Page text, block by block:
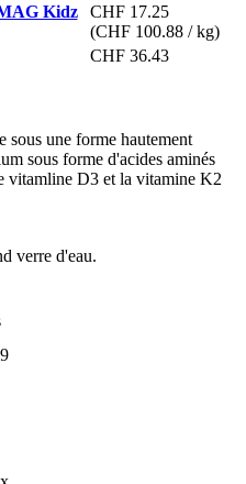
Kidz
CHF 17.25
(CHF 100.88 / kg)
CHF 36.43
sous une forme hautement
sous forme d'acides aminés
vitamline D3 et la vitamine K2
verre d'eau.